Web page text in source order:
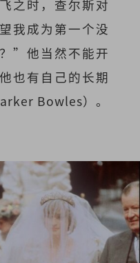
之时，查尔斯对
我成为第一个没
”他当然不能开
也有自己的长期
Bowles）。